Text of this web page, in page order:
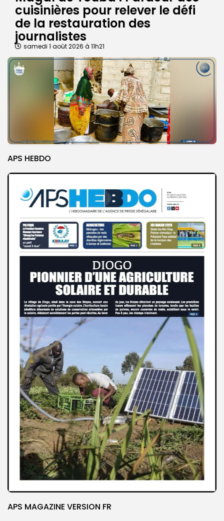
cuisinières pour relever le défi
de la restauration des
journalistes
samedi 1 août 2026 à 11h21
APS HEBDO
APS MAGAZINE VERSION FR